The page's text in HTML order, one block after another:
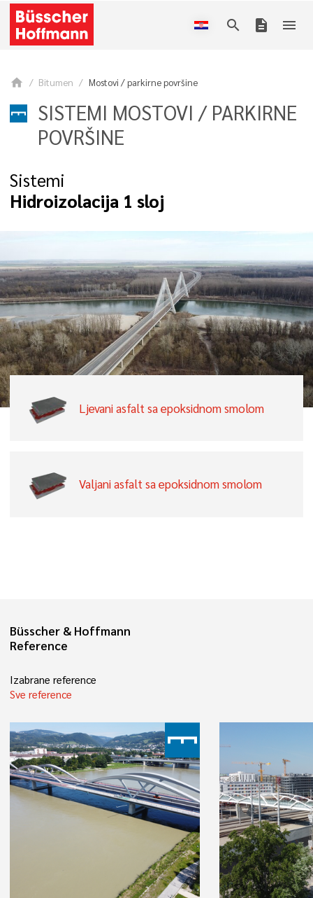
search description menu
home Bitumen Mostovi / parkirne površine
SISTEMI MOSTOVI / PARKIRNE
POVRŠINE
Sistemi
Hidroizolacija 1 sloj
Ljevani asfalt sa epoksidnom smolom
Valjani asfalt sa epoksidnom smolom
Büsscher & Hoffmann
Reference
Izabrane reference
Sve reference